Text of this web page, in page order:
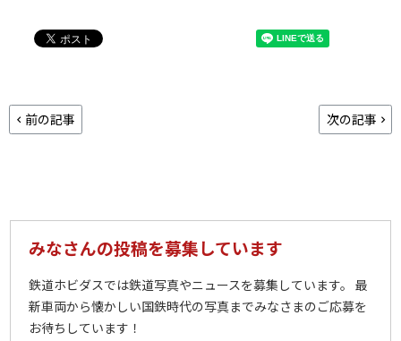
前の記事 次の記事
みなさんの投稿を募集しています
鉄道ホビダスでは鉄道写真やニュースを募集しています。 最
新車両から懐かしい国鉄時代の写真までみなさまのご応募を
お待ちしています！